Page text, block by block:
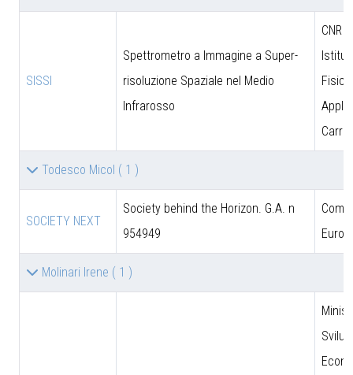
SISSI
Spettrometro a Immagine a Super-
risoluzione Spaziale nel Medio
Infrarosso
CNR -
Fisica
Todesco Micol ( 1 )
SOCIETY NEXT
Society behind the Horizon. G.A. n
954949
Molinari Irene ( 1 )